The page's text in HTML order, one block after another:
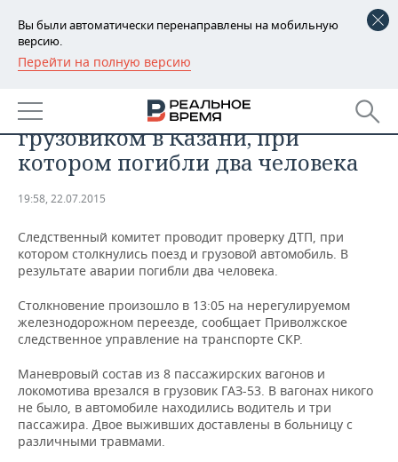
Вы были автоматически перенаправлены на мобильную
версию.
Перейти на полную версию
РЕГИОНЫ
БАШКОРТОСТАН
ТАТАРСТАН
НОВОСТИ
АНАЛИТИКА
КОРОЛИ ГОСЗАКАЗА ПФО
ВУЗЫ ТАТАРСТАНА
КОМУ ПРИНАДЛЕЖАТ
ТАТАРСТАНА
ФИНАНСЫ
БАНКИ
БЮДЖЕТ
ИНВЕСТИЦИИ
НОВОСТИ
ПРОМЫШЛЕННОСТИ
АГРОПРОМ
НЕФТЕХИМИЯ
НЕФТЬ
НЕДВИЖИМОСТЬ
НОВОСТИ НЕДВИЖИМОСТИ
АВТО
НОВОСТИ АВТО
БИЗНЕС
НОВОСТИ БИЗНЕСА
РОЗНИЧНАЯ ТОРГОВЛЯ
ТЕХНОЛОГИИ
НОВОСТИ ТЕХНОЛОГИЙ
МЕРОПРИЯТИЯ
столкновения поезда с
грузовиком в Казани, при
котором погибли два человека
19:58, 22.07.2015
Следственный комитет проводит проверку ДТП, при
котором столкнулись поезд и грузовой автомобиль. В
результате аварии погибли два человека.
Столкновение произошло в 13:05 на нерегулируемом
железнодорожном переезде, сообщает Приволжское
следственное управление на транспорте СКР.
Маневровый состав из 8 пассажирских вагонов и
локомотива врезался в грузовик ГАЗ-53. В вагонах никого
не было, в автомобиле находились водитель и три
пассажира. Двое выживших доставлены в больницу с
различными травмами.